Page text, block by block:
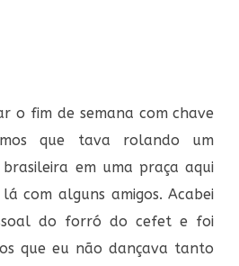
o fim de semana com chave
que tava rolando um
em uma praça aqui
com alguns amigos. Acabei
do forró do cefet e foi
que eu não dançava tanto